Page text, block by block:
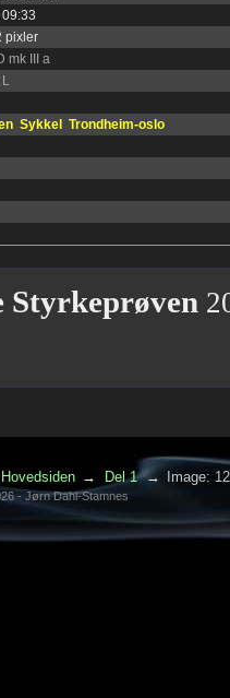
pixler
mk III a
L
Sykkel
Trondheim-oslo
Styrkeprøven
Hovedsiden → Del 1 → Image:
- Jørn Dahl-Stamnes